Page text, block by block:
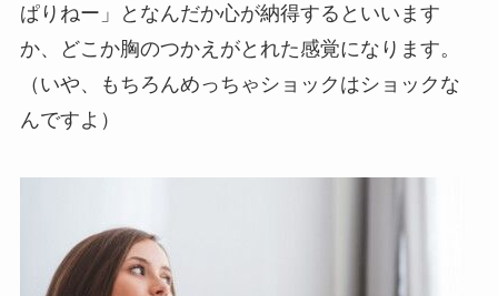
ぱりねー」となんだか心が納得するといいます
か、どこか胸のつかえがとれた感覚になります。
（いや、もちろんめっちゃショックはショックな
んですよ）